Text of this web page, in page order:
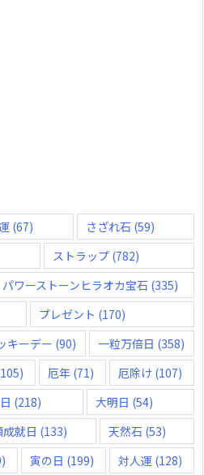
(67) さざれ石 (59)
ストラップ(782)
パワーストーンヒラオカ宝石 (335)
プレゼント (170)
キーデー (90) 一粒万倍日 (358)
厄年 (71) 厄除け (107)
(218) 大明日 (54)
就日 (133) 天然石 (53)
寅の日 (199) 対人運 (128)